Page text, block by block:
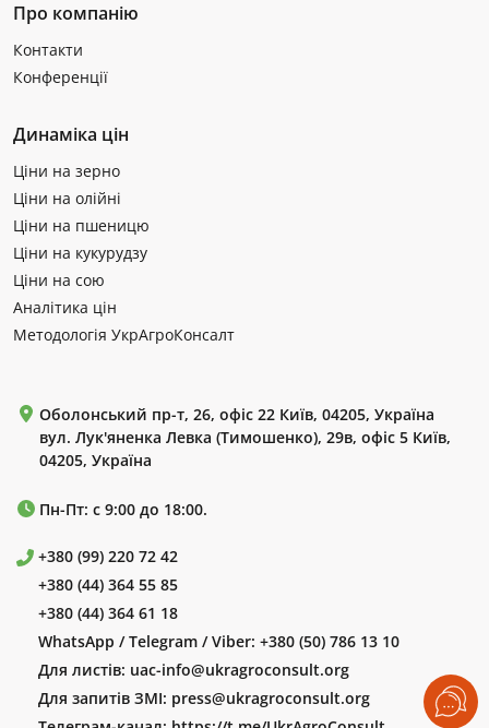
Про компанію
Контакти
Конференції
Динаміка цін
Ціни на зерно
Ціни на олійні
Ціни на пшеницю
Ціни на кукурудзу
Ціни на сою
Аналітика цін
Методологія УкрАгроКонсалт
Оболонський пр-т, 26, офіс 22 Київ, 04205, Україна
вул. Лук'яненка Левка (Тимошенко), 29в, офіс 5 Київ,
04205, Україна
Пн-Пт: с 9:00 до 18:00.
+380 (99) 220 72 42
+380 (44) 364 55 85
+380 (44) 364 61 18
WhatsApp / Telegram / Viber: +380 (50) 786 13 10
Для листів: uac-info@ukragroconsult.org
Для запитів ЗМІ: press@ukragroconsult.org